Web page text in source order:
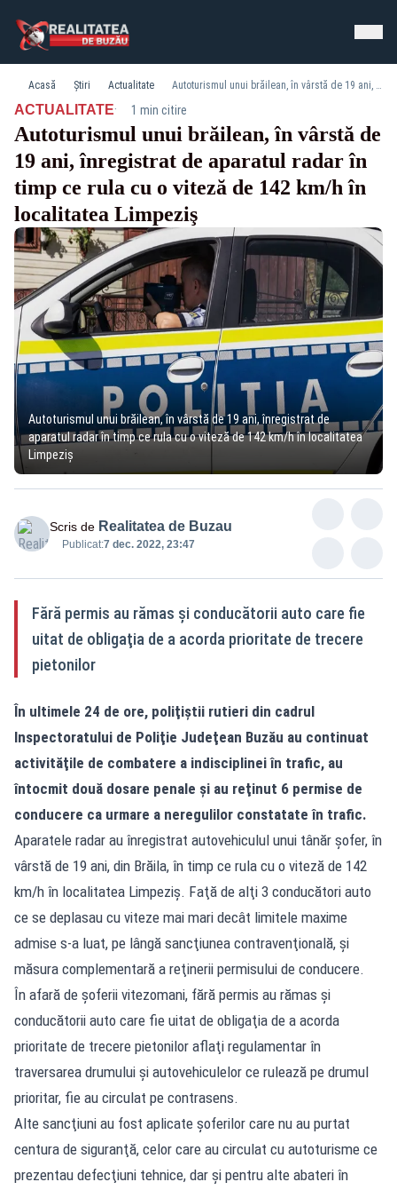
Acasă Știri Actualitate Autoturismul unui brăilean, în vârstă de 19 ani, înregistrat de aparatul radar în timp ce rula cu o viteză de 142 km/h în localitatea Limpeziş
ACTUALITATE· 1 min citire
Autoturismul unui brăilean, în vârstă de
19 ani, înregistrat de aparatul radar în
timp ce rula cu o viteză de 142 km/h în
localitatea Limpeziş
Autoturismul unui brăilean, în vârstă de 19 ani, înregistrat de
aparatul radar în timp ce rula cu o viteză de 142 km/h în localitatea
Limpeziş
Scris de Realitatea de Buzau
Publicat:7 dec. 2022, 23:47
Fără permis au rămas şi conducătorii auto care fie
uitat de obligaţia de a acorda prioritate de trecere
pietonilor
În ultimele 24 de ore, poliţiştii rutieri din cadrul
Inspectoratului de Poliţie Judeţean Buzău au continuat
activităţile de combatere a indisciplinei în trafic, au
întocmit două dosare penale şi au reţinut 6 permise de
conducere ca urmare a neregulilor constatate în trafic.
Aparatele radar au înregistrat autovehiculul unui tânăr şofer, în
vârstă de 19 ani, din Brăila, în timp ce rula cu o viteză de 142
km/h în localitatea Limpeziş. Faţă de alţi 3 conducători auto
ce se deplasau cu viteze mai mari decât limitele maxime
admise s-a luat, pe lângă sancţiunea contravenţională, şi
măsura complementară a reţinerii permisului de conducere.
În afară de şoferii vitezomani, fără permis au rămas şi
conducătorii auto care fie uitat de obligaţia de a acorda
prioritate de trecere pietonilor aflaţi regulamentar în
traversarea drumului şi autovehiculelor ce rulează pe drumul
prioritar, fie au circulat pe contrasens.
Alte sancţiuni au fost aplicate şoferilor care nu au purtat
centura de siguranţă, celor care au circulat cu autoturisme ce
prezentau defecţiuni tehnice, dar şi pentru alte abateri în